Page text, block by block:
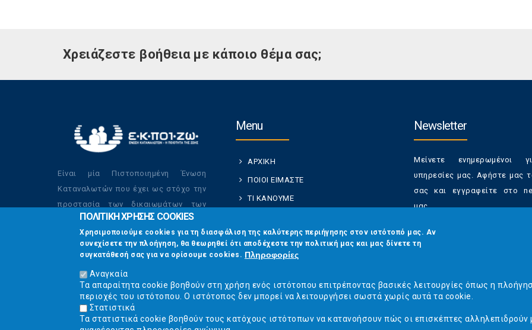
Χρειάζεστε βοήθεια με κάποιο θέμα σας;
Είναι μία Πιστοποιημένη Ένωση
Καταναλωτών που έχει ως στόχο την
προστασία των δικαιωμάτων των
καταναλωτών και την βελτίωση της
ποιότητας της ζωής τους.
Menu
ΑΡΧΙΚΗ
ΠΟΙΟΙ ΕΙΜΑΣΤΕ
ΤΙ ΚΑΝΟΥΜΕ
ΟΙ ΔΡΑΣΕΙΣ ΜΑΣ
ΕΠΙΚΟΙΝΩΝΙΑ
Newsletter
Μείνετε ενημερωμένοι
υπηρεσίες μας. Αφήστε μας
σας και εγγραφείτε στο
μας.
Έχετε τη δυνατότητα
από τα newsletters μας
Email*
CAPTCHA
ΠΟΛΙΤΙΚΗ ΧΡΗΣΗΣ COOKIES
Χρησιμοποιούμε cookies για τη διασφάλιση της καλύτερης περιήγησης στον ιστότοπό μας. Αν
συνεχίσετε την πλοήγηση, θα θεωρηθεί ότι αποδέχεστε την πολιτική μας και μας δίνετε τη
συγκατάθεσή σας για να ορίσουμε cookies. Πληροφορίες
Αναγκαία
Τα απαραίτητα cookie βοηθούν στη χρήση ενός ιστότοπου επιτρέποντας βασικές λειτουργίες όπως η
περιοχές του ιστότοπου. Ο ιστότοπος δεν μπορεί να λειτουργήσει σωστά χωρίς αυτά τα cookie.
Στατιστικά
Τα στατιστικά cookie βοηθούν τους κατόχους ιστότοπων να κατανοήσουν πώς οι επισκέπτες αλληλεπιδρούν